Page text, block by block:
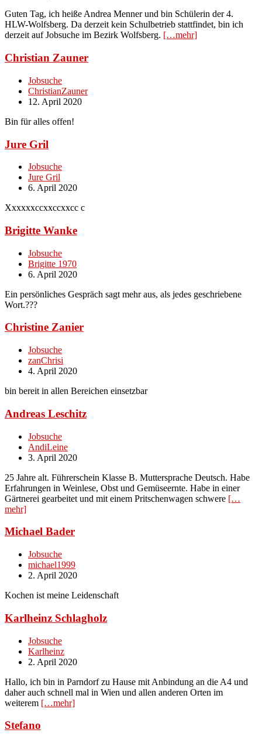
Guten Tag, ich heiße Andrea Menner und bin Schülerin der 4.
HLW-Wolfsberg. Da derzeit kein Schulbetrieb stattfindet, bin ich
derzeit auf Jobsuche im Bezirk Wolfsberg. […mehr]
Christian Zauner
Jobsuche
ChristianZauner
12. April 2020
Bin für alles offen!
Jure Gril
Jobsuche
Jure Gril
6. April 2020
Xxxxxxccxxccxxcc c
Brigitte Wanke
Jobsuche
Brigitte 1970
6. April 2020
Ein persönliches Gespräch sagt mehr aus, als jedes geschriebene
Wort.???
Christine Zanier
Jobsuche
zanChrisi
4. April 2020
bin bereit in allen Bereichen einsetzbar
Andreas Leschitz
Jobsuche
AndiLeine
3. April 2020
25 Jahre alt. Führerschein Klasse B. Muttersprache Deutsch. Habe
Erfahrungen in Weinlese, Obst und Gemüseernte. Habe in einer
Gärtnerei gearbeitet und mit einem Pritschenwagen schwere […
mehr]
Michael Bader
Jobsuche
michael1999
2. April 2020
Kochen ist meine Leidenschaft
Karlheinz Schlagholz
Jobsuche
Karlheinz
2. April 2020
Hallo, ich bin in Parndorf zu Hause mit Anbindung an die A4 und
daher auch schnell mal in Wien und allen anderen Orten im
weiterem […mehr]
Stefano